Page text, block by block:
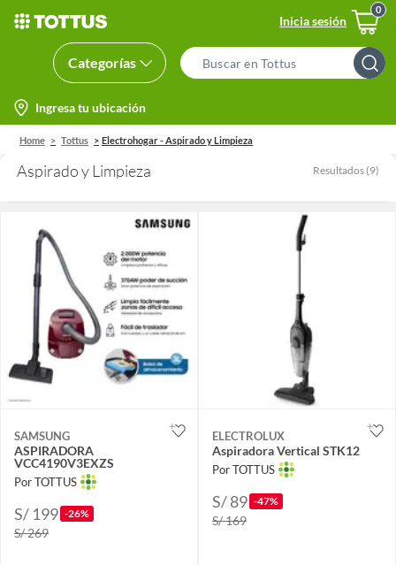
Inicia sesión
Categorías
Search
Bar
location-
icon
Ingresa tu ubicación
Home Tottus Electrohogar - Aspirado y Limpieza
Aspirado y Limpieza Resultados (9)
SAMSUNG
ASPIRADORA
VCC4190V3EXZS
Por TOTTUS
S/ 199 -26%
S/ 269
ELECTROLUX
Aspiradora Vertical STK12
Por TOTTUS
S/ 89 -47%
S/ 169